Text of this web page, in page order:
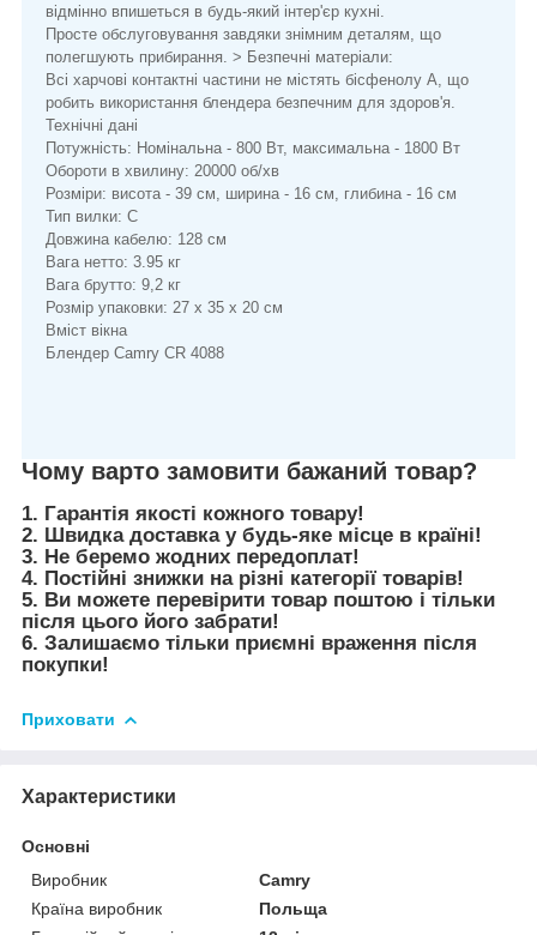
відмінно впишеться в будь-який інтер'єр кухні.
Просте обслуговування завдяки знімним деталям, що
полегшують прибирання. > Безпечні матеріали:
Всі харчові контактні частини не містять бісфенолу А, що
робить використання блендера безпечним для здоров'я.
Технічні дані
Потужність: Номінальна - 800 Вт, максимальна - 1800 Вт
Обороти в хвилину: 20000 об/хв
Розміри: висота - 39 см, ширина - 16 см, глибина - 16 см
Тип вилки: C
Довжина кабелю: 128 см
Вага нетто: 3.95 кг
Вага брутто: 9,2 кг
Розмір упаковки: 27 х 35 х 20 см
Вміст вікна
Блендер Camry CR 4088
Чому варто замовити бажаний товар?
1. Гарантія якості кожного товару!
2. Швидка доставка у будь-яке місце в країні!
3. Не беремо жодних передоплат!
4. Постійні знижки на різні категорії товарів!
5. Ви можете перевірити товар поштою і тільки
після цього його забрати!
6. Залишаємо тільки приємні враження після
покупки!
Приховати
Характеристики
Основні
Виробник
Camry
Країна виробник
Польща